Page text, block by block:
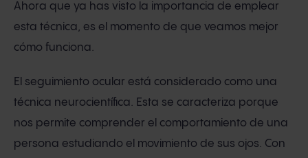
Ahora que ya has visto la importancia de emplear
esta técnica, es el momento de que veamos mejor
cómo funciona.
El seguimiento ocular está considerado como una
técnica neurocientífica. Esta se caracteriza porque
nos permite comprender el comportamiento de una
persona estudiando el movimiento de sus ojos. Con